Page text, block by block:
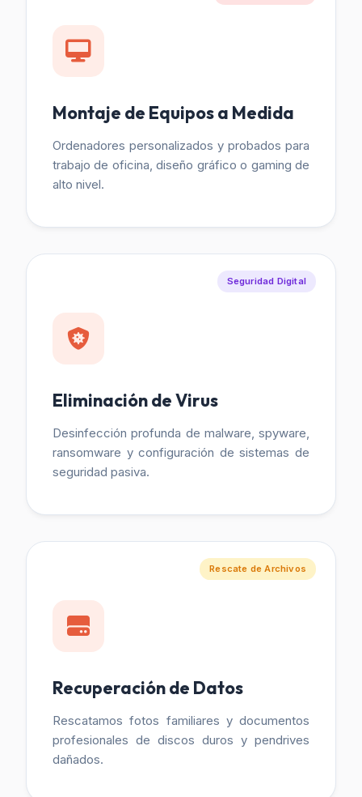
Montaje de Equipos a Medida
Ordenadores personalizados y probados para
trabajo de oficina, diseño gráfico o gaming de
alto nivel.
Seguridad Digital
Eliminación de Virus
Desinfección profunda de malware, spyware,
ransomware y configuración de sistemas de
seguridad pasiva.
Rescate de Archivos
Recuperación de Datos
Rescatamos fotos familiares y documentos
profesionales de discos duros y pendrives
dañados.